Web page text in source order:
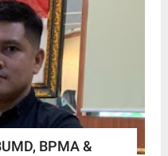
BPMA &